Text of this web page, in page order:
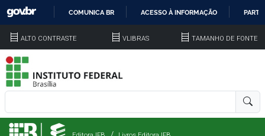
COMUNICA BR ACESSO À INFORMAÇÃO
ALTO CONTRASTE VLIBRAS TAMANHO DE FONTE